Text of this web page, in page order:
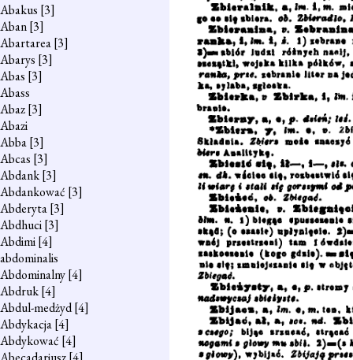
Abakus [3]
Aban[3]
Abartarea[3]
Abarys [3]
Abas [3]
Abass
Abaz[3]
Abazi
Abba[3]
Abcas [3]
Abdank[3]
Abdankować [3]
Abderyta[3]
Abdhuci[3]
Abdimi[4]
abdominalis
Abdominalny[4]
Abdruk[4]
Abdul-medżyd[4]
Abdykacja[4]
Abdykować [4]